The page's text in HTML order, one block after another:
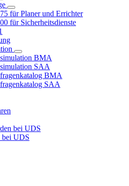
für Planer und Errichter
für Sicherheitsdienste
BMA
SAA
BMA
SAA
bei UDS
bei UDS